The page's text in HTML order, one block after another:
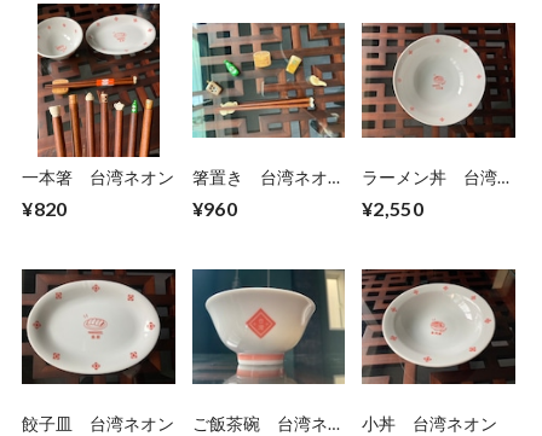
一本箸 台湾ネオン
¥820
箸置き 台湾ネオン
¥960
ラーメン丼 台湾ネ
¥2,550
餃子皿 台湾ネオン
ご飯茶碗 台湾ネオ
小丼 台湾ネオン